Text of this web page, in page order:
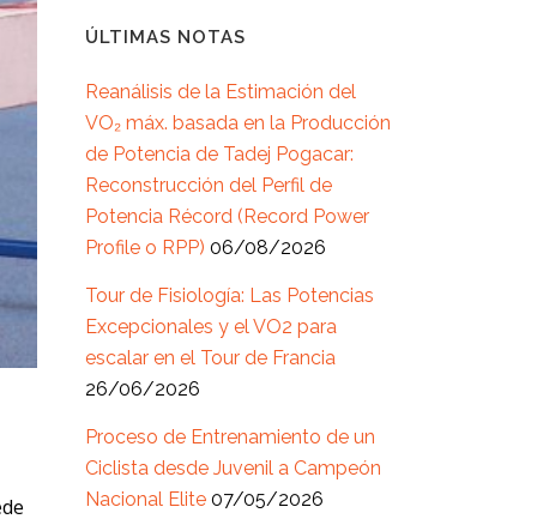
ÚLTIMAS NOTAS
Reanálisis de la Estimación del
VO₂ máx. basada en la Producción
de Potencia de Tadej Pogacar:
Reconstrucción del Perfil de
Potencia Récord (Record Power
Profile o RPP) 06/08/2026
Tour de Fisiología: Las Potencias
Excepcionales y el VO2 para
escalar en el Tour de Francia
26/06/2026
Proceso de Entrenamiento de un
Ciclista desde Juvenil a Campeón
Nacional Elite 07/05/2026